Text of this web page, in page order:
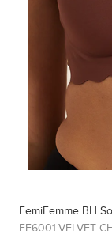
FemiFemme BH
FF6001-VELVET